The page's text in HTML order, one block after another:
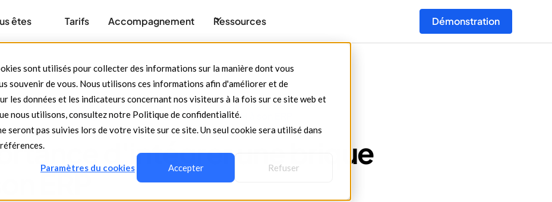
sont utilisés pour collecter des informations sur la manière dont vous
souvenir de vous. Nous utilisons ces informations afin d'améliorer et de
les données et les indicateurs concernant nos visiteurs à la fois sur ce site web et
nous utilisons, consultez notre Politique de confidentialité.
pas suivies lors de votre visite sur ce site. Un seul cookie sera utilisé dans
Paramètres du cookies Accepter Refuser
êtes Tarifs Accompagnement Ressources Démonstration
services L'importance d'intégrer une brique RH à son ERP
d'intégrer une brique
ERP